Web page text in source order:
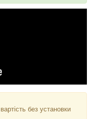
без установки